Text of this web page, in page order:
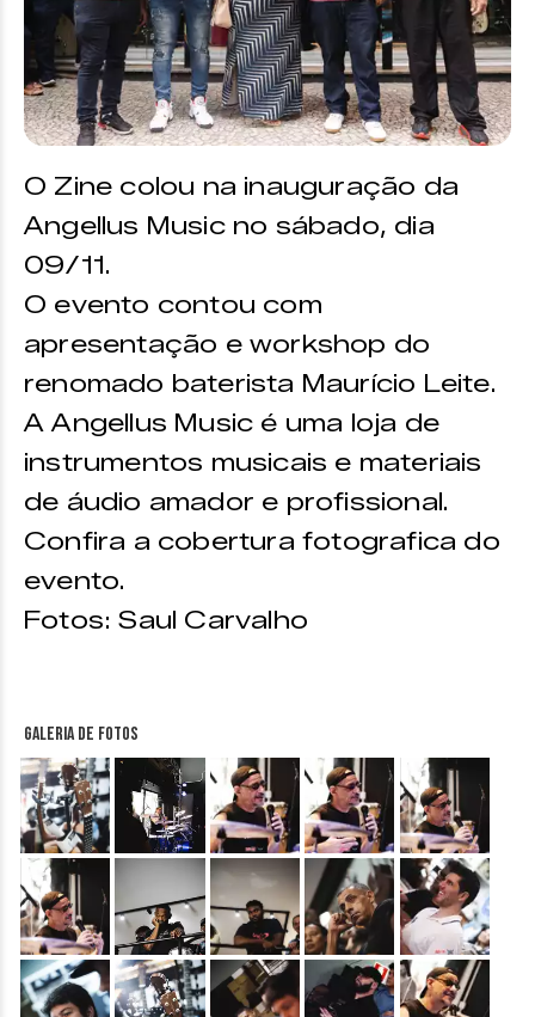
O Zine colou na inauguração da
Angellus Music no sábado, dia
09/11.
O evento contou com
apresentação e workshop do
renomado baterista Maurício Leite.
A Angellus Music é uma loja de
instrumentos musicais e materiais
de áudio amador e profissional.
Confira a cobertura fotografica do
evento.
Fotos: Saul Carvalho
Galeria de fotos
&nbsp; &nbsp; &nbsp; &nbsp; &nbsp;
&nbsp; &nbsp; &nbsp; &nbsp; &nbsp;
&nbsp; &nbsp; &nbsp; &nbsp; &nbsp;